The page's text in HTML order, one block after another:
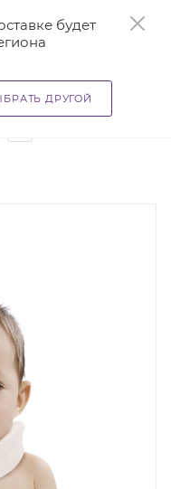
будет
ДРУГОЙ
корсеты — Бандажи